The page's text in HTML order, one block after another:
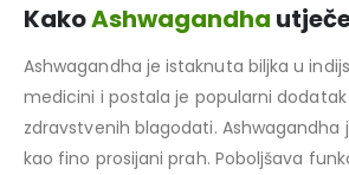
KakoAshwagandha
Ashwagandha je istaknuta biljka u
medicini i postala je popularni
zdravstvenih blagodati.
kao fino prosijani prah. Poboljšava